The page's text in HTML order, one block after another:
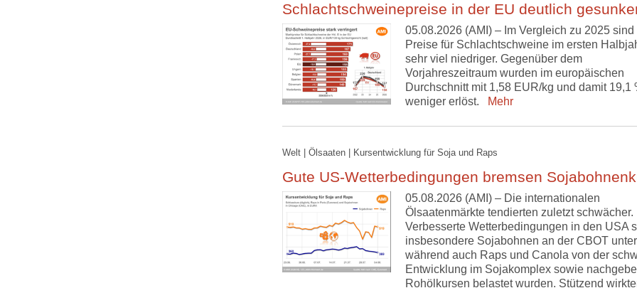
Schlachtschweinepreise in der EU deutlich
05.08.2026 (AMI) – Im Vergleich zu 2025 sind
Preise für Schlachtschweine im ersten
sehr viel niedriger. Gegenüber dem
Vorjahreszeitraum wurden im europäischen
Durchschnitt mit 1,58 EUR/kg und damit 19,1
weniger erlöst.
Mehr
Welt | Ölsaaten | Kursentwicklung für Soja und Raps
Gute US-Wetterbedingungen bremsen
05.08.2026 (AMI) – Die internationalen
Ölsaatenmärkte tendierten zuletzt schwächer.
Verbesserte Wetterbedingungen in den USA
insbesondere Sojabohnen an der CBOT
während auch Raps und Canola von der
Entwicklung im Sojakomplex sowie
Rohölkursen belastet wurden. Stützend